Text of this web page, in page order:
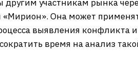
участникам рынка
Она может
выявления конфликта
время на анализ